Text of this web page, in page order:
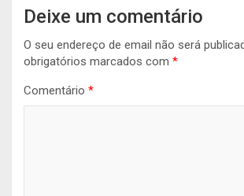
Deixe um comentário
O seu endereço de email não será
obrigatórios marcados com *
Comentário *